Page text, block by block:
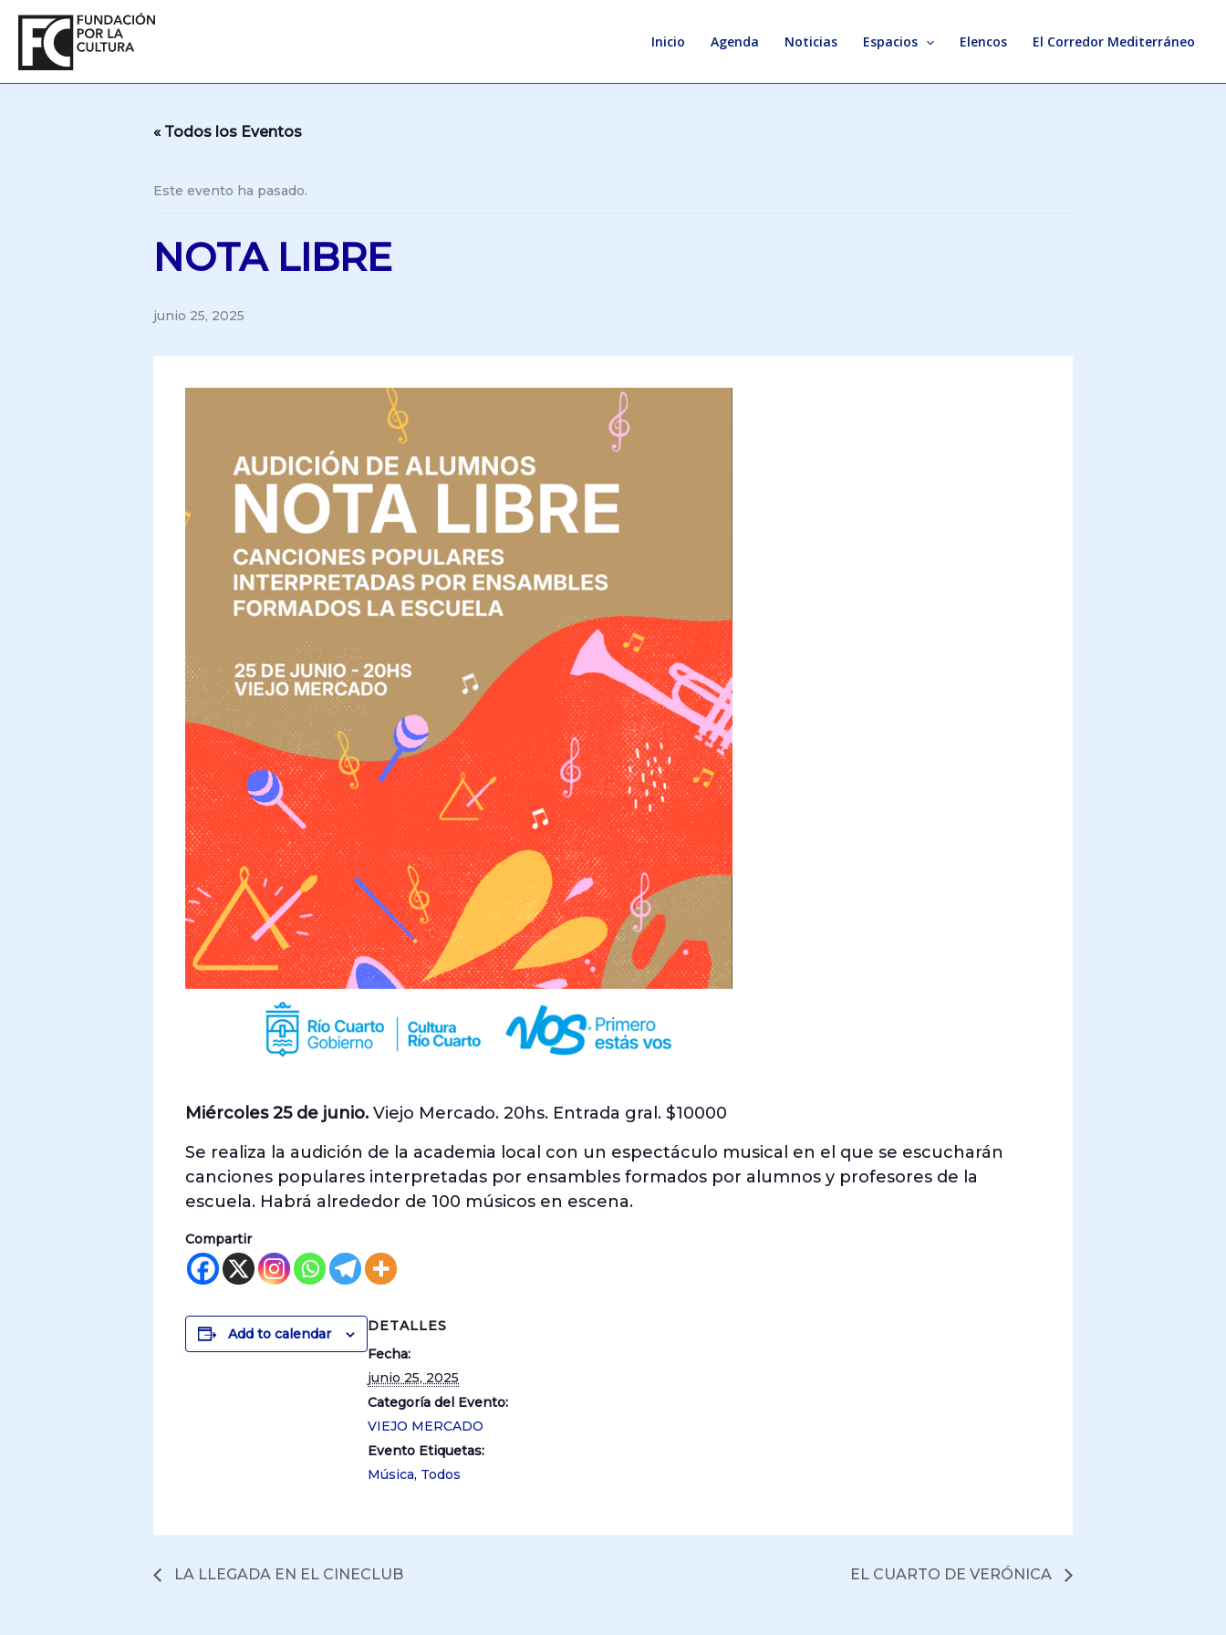
contenido
Inicio Agenda Noticias Espacios Elencos El Corredor Mediterráneo
« Todos los Eventos
Este evento ha pasado.
NOTA LIBRE
junio 25, 2025
Miércoles 25 de junio. Viejo Mercado. 20hs. Entrada gral. $10000
Se realiza la audición de la academia local con un espectáculo musical en el que se escucharán
canciones populares interpretadas por ensambles formados por alumnos y profesores de la
escuela. Habrá alrededor de 100 músicos en escena.
Compartir
Add to calendar
DETALLES
Fecha:
junio 25, 2025
Categoría del Evento:
VIEJO MERCADO
Evento Etiquetas:
Música, Todos
LA LLEGADA EN EL CINECLUB EL CUARTO DE VERÓNICA